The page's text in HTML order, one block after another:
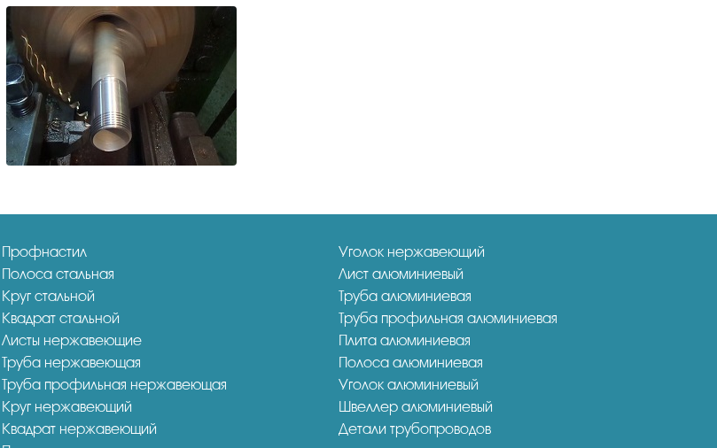
Профнастил
Полоса стальная
Круг стальной
Квадрат стальной
Листы нержавеющие
Труба нержавеющая
Труба профильная нержавеющая
Круг нержавеющий
Квадрат нержавеющий
Уголок нержавеющий
Лист алюминиевый
Труба алюминиевая
Труба профильная алюминиевая
Плита алюминиевая
Полоса алюминиевая
Уголок алюминиевый
Швеллер алюминиевый
Детали трубопроводов